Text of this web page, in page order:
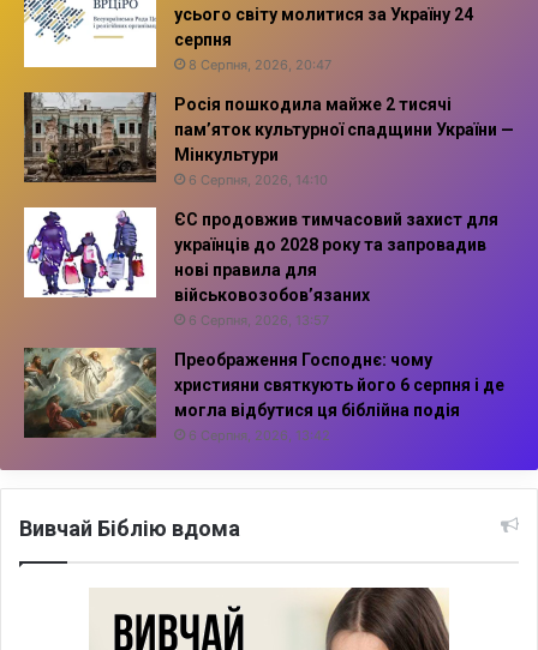
усього світу молитися за Україну 24
серпня
8 Серпня, 2026, 20:47
Росія пошкодила майже 2 тисячі
пам’яток культурної спадщини України —
Мінкультури
6 Серпня, 2026, 14:10
ЄС продовжив тимчасовий захист для
українців до 2028 року та запровадив
нові правила для
військовозобов’язаних
6 Серпня, 2026, 13:57
Преображення Господнє: чому
християни святкують його 6 серпня і де
могла відбутися ця біблійна подія
6 Серпня, 2026, 13:42
Вивчай Біблію вдома